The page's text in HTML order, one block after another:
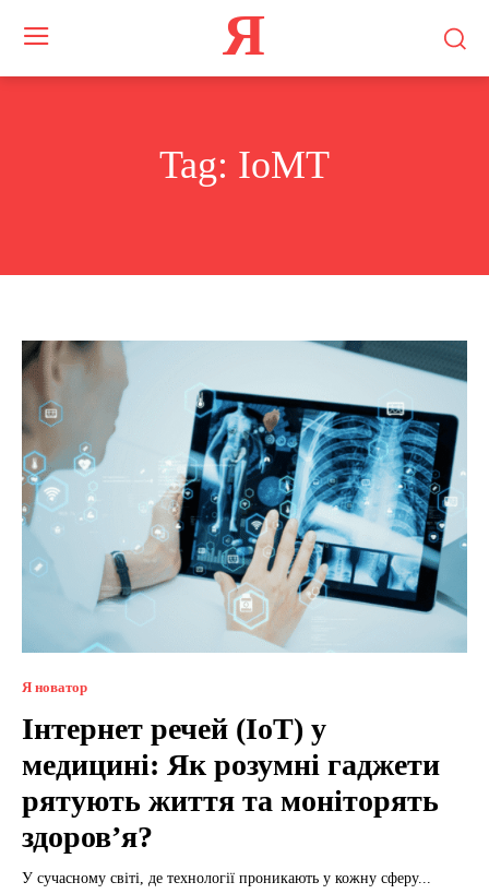
Я
Tag: IoMT
Я новатор
Інтернет речей (IoT) у
медицині: Як розумні гаджети
рятують життя та моніторять
здоров’я?
У сучасному світі, де технології проникають у кожну сферу...